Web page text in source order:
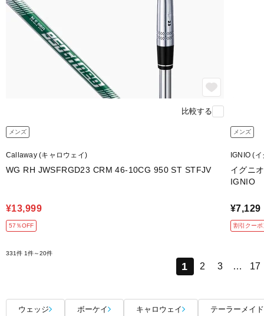
比較する
メンズ
Callaway (キャロウェイ)
WG RH JWSFRGD23 CRM 46-10CG 950 ST STFJV
¥13,999
57％OFF
メンズ
IGNIO (
イグニ
IGNIO
¥7,129
割引クーポ
331件 1件～20件
1 2 3 … 17
ウェッジ ボーケイ キャロウェイ テーラーメイド